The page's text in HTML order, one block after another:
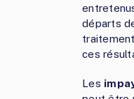
départs
ces
Les